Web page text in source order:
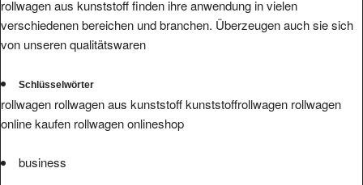
rollwagen aus kunststoff finden ihre anwendung in vielen
verschiedenen bereichen und branchen. Überzeugen auch sie sich
von unseren qualitätswaren
Schlüsselwörter
rollwagen rollwagen aus kunststoff kunststoffrollwagen rollwagen
online kaufen rollwagen onlineshop
business